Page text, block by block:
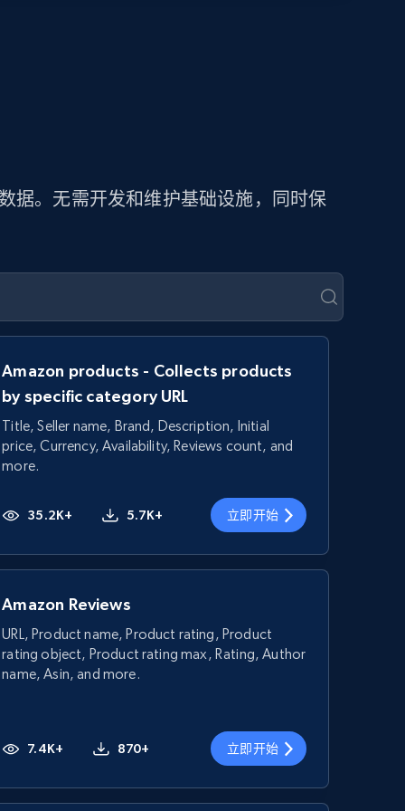
据。无需开发和维护基础设施，同时保
Amazon products - Collects products
by specific category URL
Title, Seller name, Brand, Description, Initial
price, Currency, Availability, Reviews count, and
more.
35.2K+ 5.7K+ 立即开始
Amazon Reviews
URL, Product name, Product rating, Product
rating object, Product rating max, Rating, Author
name, Asin, and more.
7.4K+ 870+ 立即开始